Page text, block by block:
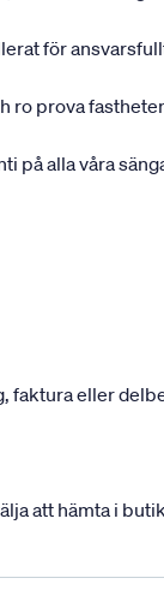
för
ro prova
på alla våra
faktura eller
att hämta i